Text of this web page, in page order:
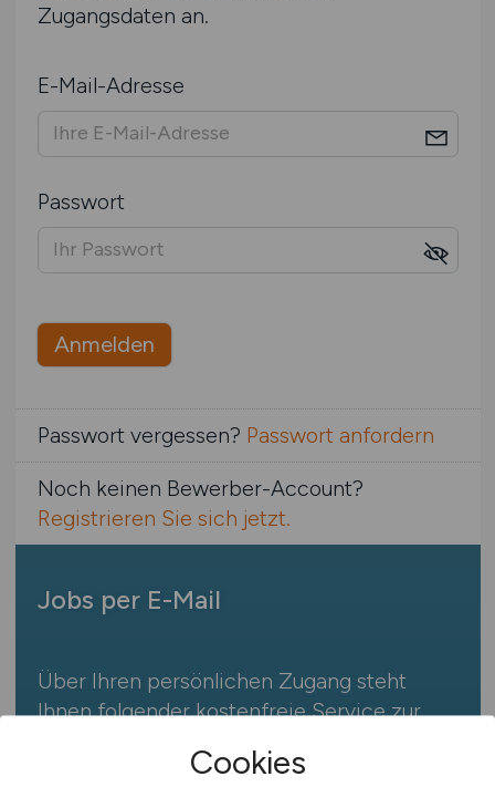
Zugangsdaten an.
E-Mail-Adresse
Passwort
Anmelden
Passwort vergessen? Passwort anfordern
Noch keinen Bewerber-Account?
Registrieren Sie sich jetzt.
Jobs per E-Mail
Über Ihren persönlichen Zugang steht
Ihnen folgender kostenfreie Service zur
Cookies